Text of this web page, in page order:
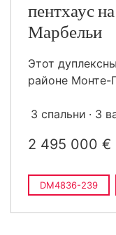
пентхаус
Марбельи
Этот
районе Монте-
3 спальни 3
2 495 000 €
DM4836-239